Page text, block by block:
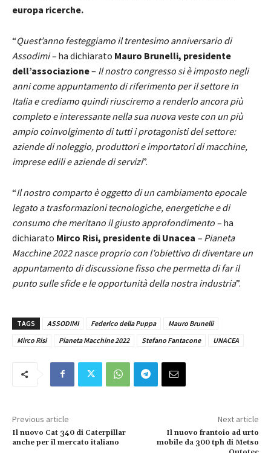
europa ricerche.
“Quest’anno festeggiamo il trentesimo anniversario di
Assodimi – ha dichiarato Mauro Brunelli, presidente
dell’associazione– Il nostro congresso si è imposto negli
anni come appuntamento di riferimento per il settore in
Italia e crediamo quindi riusciremo a renderlo ancora più
completo e interessante nella sua nuova veste con un più
ampio coinvolgimento di tutti i protagonisti del settore:
aziende di noleggio, produttori e importatori di macchine,
imprese edili e aziende di servizi”.
“Il nostro comparto è oggetto di un cambiamento epocale
legato a trasformazioni tecnologiche, energetiche e di
consumo che meritano il giusto approfondimento – ha
dichiarato Mirco Risi, presidente di Unacea – Pianeta
Macchine 2022 nasce proprio con l’obiettivo di diventare un
appuntamento di discussione fisso che permetta di far il
punto sulle sfide e le opportunità della nostra industria”.
TAGS ASSODIMI Federico della Puppa
Mauro Brunelli
Mirco Risi
Pianeta Macchine 2022 Stefano Fantacone UNACEA
Previous article
Il nuovo Cat 340 di Caterpillar
anche per il mercato italiano
Next article
Il nuovo frantoio ad urto
mobile da 300 tph di Metso